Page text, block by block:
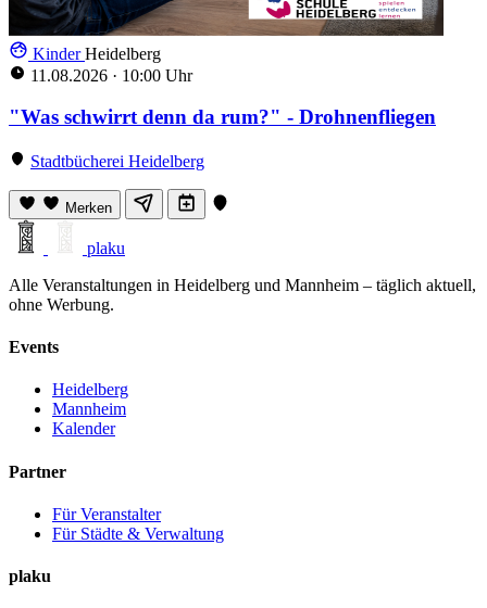
KinderHeidelberg
11.08.2026 · 10:00 Uhr
"Was schwirrt denn da rum?" - Drohnenfliegen
Stadtbücherei Heidelberg
Merken
plaku
Alle Veranstaltungen in Heidelberg und Mannheim – täglich aktuell,
ohne Werbung.
Events
Heidelberg
Mannheim
Kalender
Partner
Für Veranstalter
Für Städte & Verwaltung
plaku